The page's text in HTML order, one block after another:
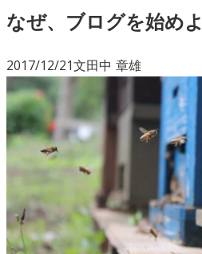
なぜ、ブログを始め
2017/12/21文田中 章雄